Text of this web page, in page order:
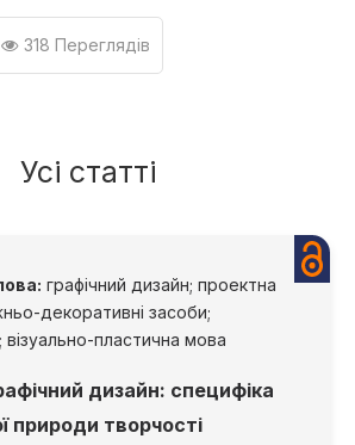
318 Переглядів
Усі статті
графічний дизайн; проектна
декоративні засоби;
пластична мова
дизайн: специфіка
природи творчості